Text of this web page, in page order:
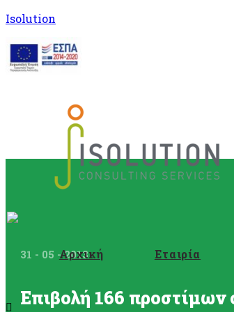
Isolution
Αρχική Εταιρία
31 - 05 - 2013
Επιβολή 166 προστίμων